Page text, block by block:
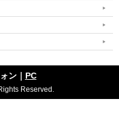
ン｜ PC
Reserved.